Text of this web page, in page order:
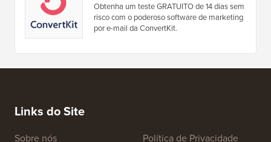
Obtenha um teste GRATUITO de 14 dias sem
risco com o poderoso software de marketing
por e-mail da ConvertKit.
Links do Site
Sobre nós
Política de Privacidade